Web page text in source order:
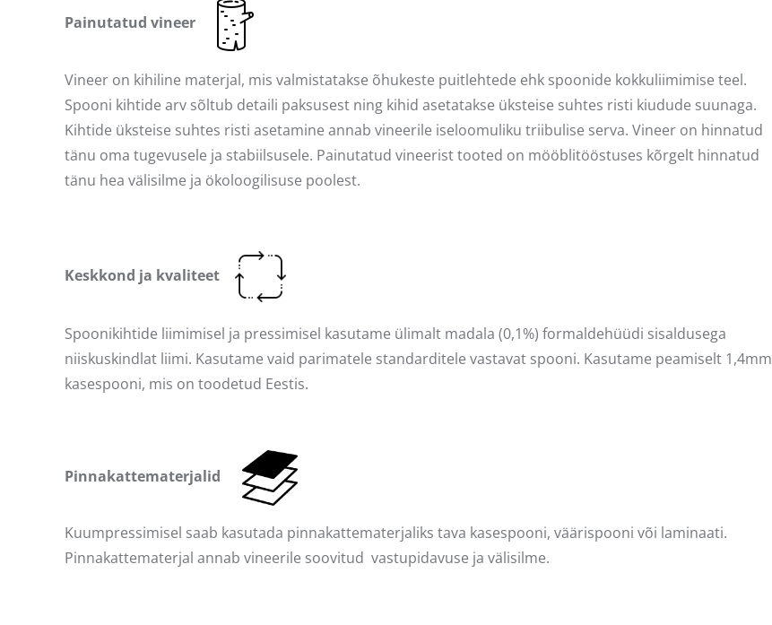
Painutatud vineer
Vineer on kihiline materjal, mis valmistatakse õhukeste puitlehtede ehk spoonide kokkuliimimise teel.
Spooni kihtide arv sõltub detaili paksusest ning kihid asetatakse üksteise suhtes risti kiudude suunaga.
Kihtide üksteise suhtes risti asetamine annab vineerile iseloomuliku triibulise serva. Vineer on hinnatud
tänu oma tugevusele ja stabiilsusele. Painutatud vineerist tooted on mööblitööstuses kõrgelt hinnatud
tänu hea välisilme ja ökoloogilisuse poolest.
Keskkond ja kvaliteet
Spoonikihtide liimimisel ja pressimisel kasutame ülimalt madala (0,1%) formaldehüüdi sisaldusega
niiskuskindlat liimi. Kasutame vaid parimatele standarditele vastavat spooni. Kasutame peamiselt 1,4mm
kasespooni, mis on toodetud Eestis.
Pinnakattematerjalid
Kuumpressimisel saab kasutada pinnakattematerjaliks tava kasespooni, väärispooni või laminaati.
Pinnakattematerjal annab vineerile soovitud vastupidavuse ja välisilme.